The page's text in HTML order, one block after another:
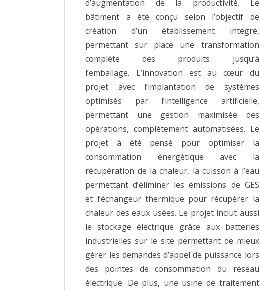
d’augmentation de la productivité. Le
bâtiment a été conçu selon l’objectif de
création d’un établissement intégré,
permettant sur place une transformation
complète des produits jusqu’à
l’emballage. L’innovation est au cœur du
projet avec l’implantation de systèmes
optimisés par l’intelligence artificielle,
permettant une gestion maximisée des
opérations, complètement automatisées. Le
projet à été pensé pour optimiser la
consommation énergétique avec la
récupération de la chaleur, la cuisson à l’eau
permettant d’éliminer les émissions de GES
et l’échangeur thermique pour récupérer la
chaleur des eaux usées. Le projet inclut aussi
le stockage électrique grâce aux batteries
industrielles sur le site permettant de mieux
gérer les demandes d’appel de puissance lors
des pointes de consommation du réseau
électrique. De plus, une usine de traitement